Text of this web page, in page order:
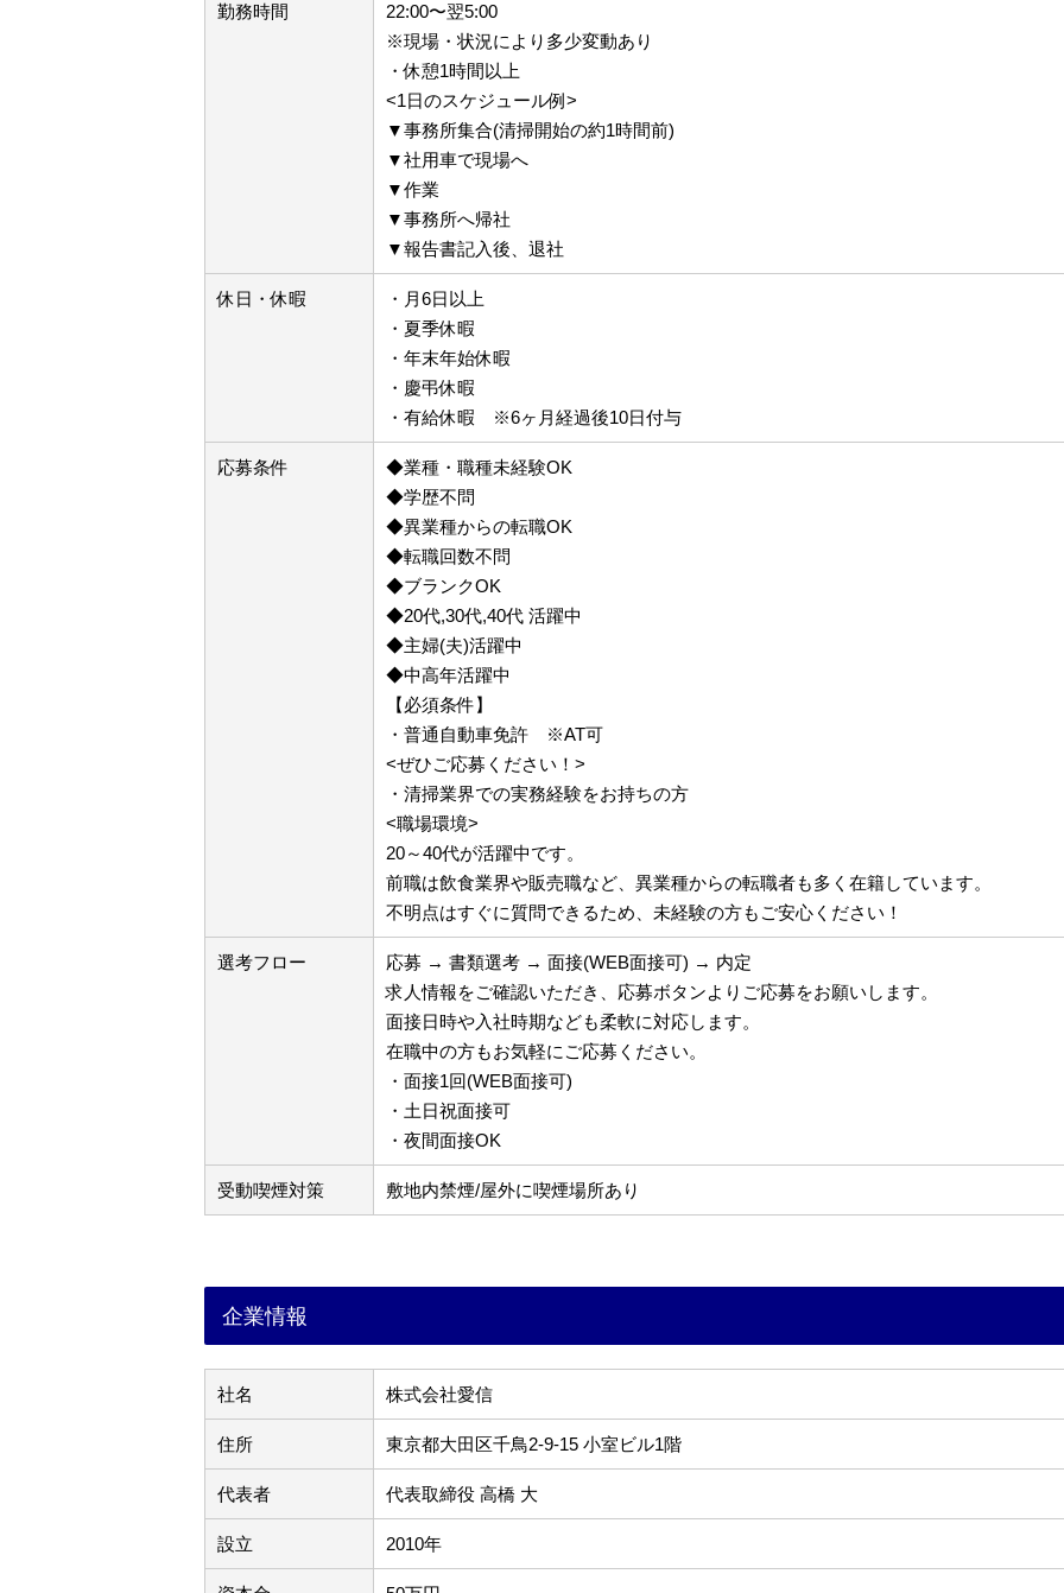
勤務時間
22:00〜翌5:00
※現場・状況により多少変動あり
・休憩1時間以上
<1日のスケジュール例>
▼事務所集合(清掃開始の約1時間前)
▼社用車で現場へ
▼作業
▼事務所へ帰社
▼報告書記入後、退社
休日・休暇
・月6日以上
・夏季休暇
・年末年始休暇
・慶弔休暇
・有給休暇 ※6ヶ月経過後10日付与
応募条件
◆業種・職種未経験OK
◆学歴不問
◆異業種からの転職OK
◆転職回数不問
◆ブランクOK
◆20代,30代,40代 活躍中
◆主婦(夫)活躍中
◆中高年活躍中
【必須条件】
・普通自動車免許 ※AT可
<ぜひご応募ください！>
・清掃業界での実務経験をお持ちの方
<職場環境>
20～40代が活躍中です。
前職は飲食業界や販売職など、異業種からの転職者も多く在籍しています。
不明点はすぐに質問できるため、未経験の方もご安心ください！
選考フロー
応募 → 書類選考 → 面接(WEB面接可) → 内定
求人情報をご確認いただき、応募ボタンよりご応募をお願いします。
面接日時や入社時期なども柔軟に対応します。
在職中の方もお気軽にご応募ください。
・面接1回(WEB面接可)
・土日祝面接可
・夜間面接OK
受動喫煙対策 敷地内禁煙/屋外に喫煙場所あり
企業情報
社名 株式会社愛信
住所 東京都大田区千鳥2-9-15 小室ビル1階
代表者 代表取締役 高橋 大
設立 2010年